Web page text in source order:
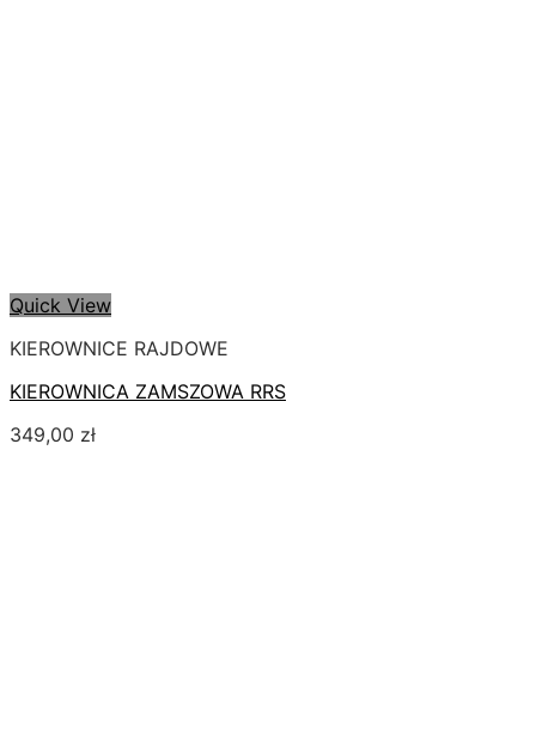
Quick View
KIEROWNICE RAJDOWE
KIEROWNICA ZAMSZOWA RRS
349,00 zł